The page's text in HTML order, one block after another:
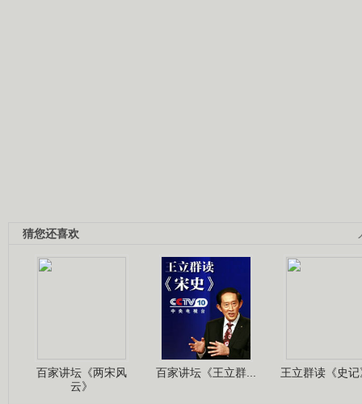
猜您还喜欢
百家讲坛《两宋风
云》
百家讲坛《王立群... 王立群读《史